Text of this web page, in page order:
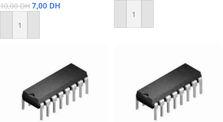
10,00DH 7,00 DH
Ajouter Au Panier
Ajouter Au Panier